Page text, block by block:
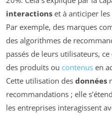
interactions et à anticiper
Par exemple, des marques
des algorithmes de
passés de leurs utilisateurs,
des produits ou contenus en
Cette utilisation des données
recommandations ; elle
les entreprises interagissent